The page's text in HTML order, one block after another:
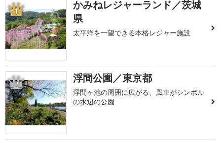
1
かみねレジャーランド／茨城
県
太平洋を一望できる本格レジャー施設
2 浮間公園／東京都
浮間ヶ池の周囲に広がる、風車がシンボル
の水辺の公園